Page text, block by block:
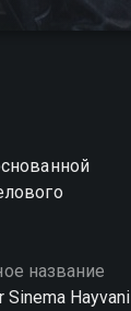
название
Sinema Hayvani